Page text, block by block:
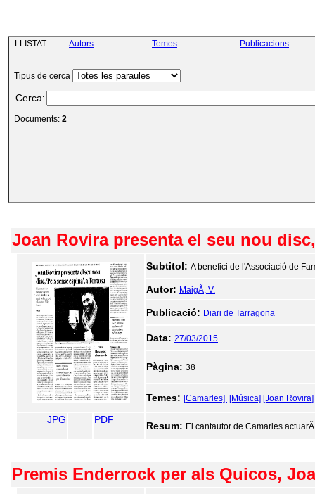
LLISTAT Autors Temes Publicacions
Tipus de cerca
Cerca:
Documents: 2
Joan Rovira presenta el seu nou
Subtitol: A benefici de l'Associació de
Autor: MaigÃ­, V.
Publicació: Diari de Tarragona
Data: 27/03/2015
Pàgina: 38
Temes: [Camarles] [Música] [Joan Rovira]
JPG PDF
Resum: El cantautor de Camarles
Premis Enderrock per als Quicos,